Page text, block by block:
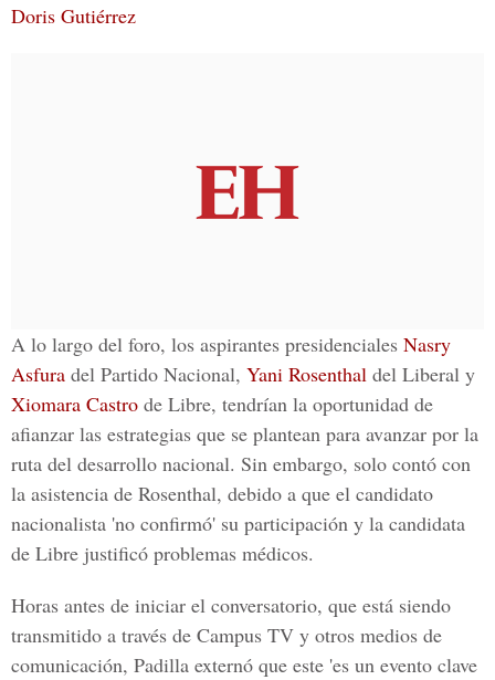
Doris Gutiérrez
A lo largo del foro, los aspirantes presidenciales Nasry
Asfura del Partido Nacional, Yani Rosenthal del Liberal y
Xiomara Castro de Libre, tendrían la oportunidad de
afianzar las estrategias que se plantean para avanzar por la
ruta del desarrollo nacional. Sin embargo, solo contó con
la asistencia de Rosenthal, debido a que el candidato
nacionalista 'no confirmó' su participación y la candidata
de Libre justificó problemas médicos.
Horas antes de iniciar el conversatorio, que está siendo
transmitido a través de Campus TV y otros medios de
comunicación, Padilla externó que este 'es un evento clave